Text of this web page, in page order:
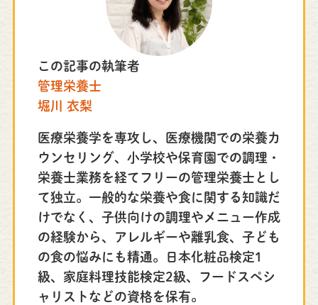
この記事の執筆者
管理栄養士
堀川 衣梨
医療栄養学を専攻し、医療機関での栄養カ
ウンセリング、小学校や保育園での調理・
栄養士業務を経てフリーの管理栄養士とし
て独立。一般的な栄養や食に関する知識だ
けでなく、子供向けの調理やメニュー作成
の経験から、アレルギーや離乳食、子ども
の食の悩みにも精通。日本化粧品検定1
級、家庭料理技能検定2級、フードスペシ
ャリストなどの資格を保有。